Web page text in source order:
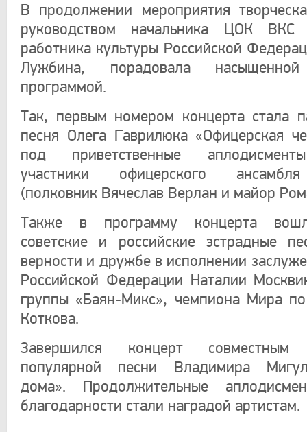
В продолжении мероприятия
руководством начальника ЦОК ВКС
работника культуры Российской
Лужбина, порадовала насыщенной
программой.
Так, первым номером концерта стала
песня Олега Гаврилюка «Офицерская
под приветственные
участники офицерского
(полковник Вячеслав Верлан и майор
Также в программу концерта
советские и российские эстрадные
верности и дружбе в исполнении
Российской Федерации Наталии
группы «Баян-Микс», чемпиона Мира
Коткова.
Завершился концерт совместным
популярной песни Владимира
дома». Продолжительные
благодарности стали наградой артистам.